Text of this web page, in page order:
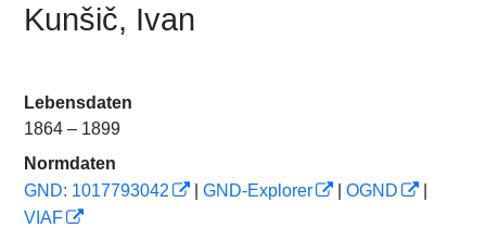
Kunšič, Ivan
Lebensdaten
1864 – 1899
Normdaten
GND: 1017793042
GND-Explorer OGND
VIAF